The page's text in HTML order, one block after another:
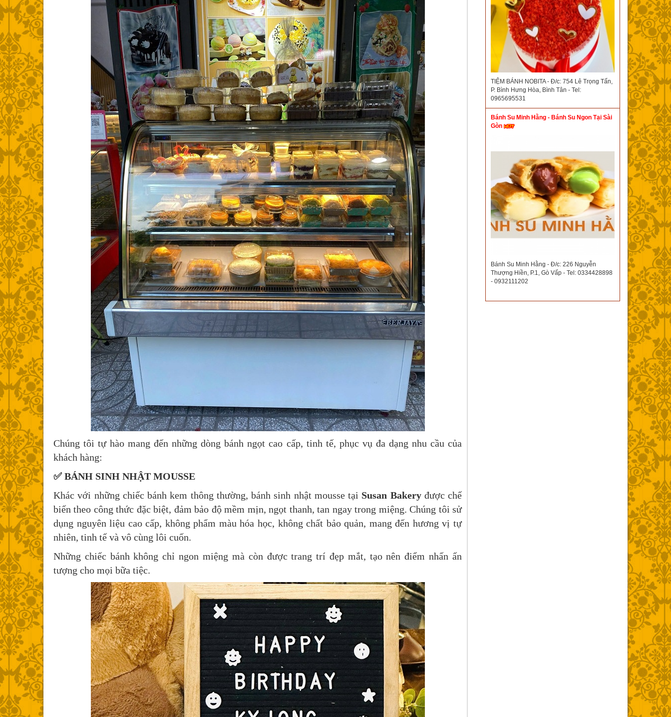
Chúng tôi tự hào mang đến những dòng bánh ngọt cao cấp, tinh tế, phục vụ đa dạng nhu cầu của
khách hàng:
✅ BÁNH SINH NHẬT MOUSSE
Khác với những chiếc bánh kem thông thường, bánh sinh nhật mousse tại Susan Bakeryđược chế
biến theo công thức đặc biệt, đảm bảo độ mềm mịn, ngọt thanh, tan ngay trong miệng. Chúng tôi sử
dụng nguyên liệu cao cấp, không phẩm màu hóa học, không chất bảo quản, mang đến hương vị tự
nhiên, tinh tế và vô cùng lôi cuốn.
Những chiếc bánh không chỉ ngon miệng mà còn được trang trí đẹp mắt, tạo nên điểm nhấn ấn
tượng cho mọi bữa tiệc.
TIỆM BÁNH NOBITA - Đ/c: 754 Lê Trọng Tấn,
P. Bình Hưng Hòa, Bình Tân - Tel:
0965695531
Bánh Su Minh Hằng - Bánh Su Ngon Tại Sài
Gòn
Bánh Su Minh Hằng - Đ/c: 226 Nguyễn
Thượng Hiền, P.1, Gò Vấp - Tel: 0334428898
- 0932111202